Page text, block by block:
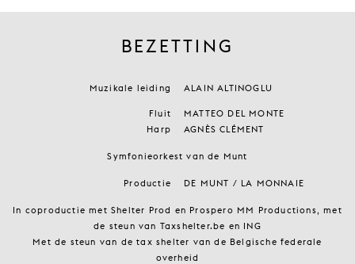
BEZETTING
Muzikale leiding ALAIN ALTINOGLU
Fluit
MATTEO DEL MONTE
Harp
AGNÈS CLÉMENT
Symfonieorkest van de Munt
Productie DE MUNT / LA MONNAIE
In coproductie met Shelter Prod en Prospero MM Productions, met
de steun van Taxshelter.be en ING
Met de steun van de tax shelter van de Belgische federale
overheid